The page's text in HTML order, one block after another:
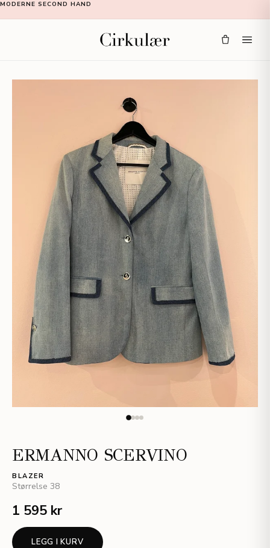
MODERNE SECOND HAND
ERMANNO SCERVINO
BLAZER
Størrelse 38
1 595 kr
LEGG I KURV